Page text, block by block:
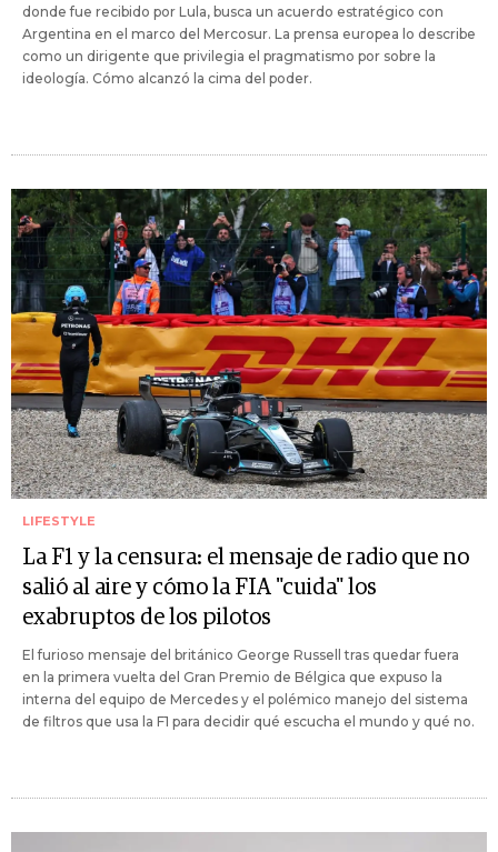
donde fue recibido por Lula, busca un acuerdo estratégico con
Argentina en el marco del Mercosur. La prensa europea lo describe
como un dirigente que privilegia el pragmatismo por sobre la
ideología. Cómo alcanzó la cima del poder.
LIFESTYLE
La F1 y la censura: el mensaje de radio que no
salió al aire y cómo la FIA "cuida" los
exabruptos de los pilotos
El furioso mensaje del británico George Russell tras quedar fuera
en la primera vuelta del Gran Premio de Bélgica que expuso la
interna del equipo de Mercedes y el polémico manejo del sistema
de filtros que usa la F1 para decidir qué escucha el mundo y qué no.